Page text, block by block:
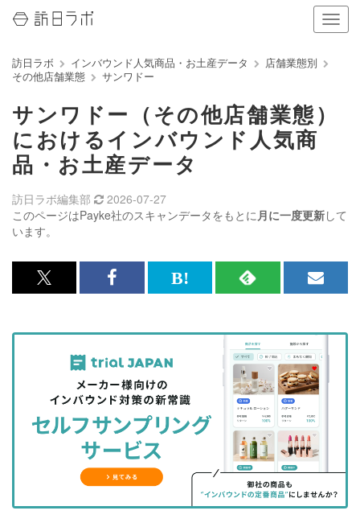
ナ
ビ
り
る
訪日ラボ インバウンド人気商品・お土産データ
店舗業態別
その他店舗業態
サンワドー
サンワドー（その他店舗業態）
におけるインバウンド人気商
品・お土産データ
このページはPayke社のスキャンデータをもとに月に一度更新して
います。
訪日ラボ編集部 2026-07-27
x<br>
記
を
シ
ェ
る
Facebook<br>
記
事
を
シ
ェ
ア
す
る
は
な
ッ
ク
マ
に
RSS
記
事
を
購
読
す
る
メ
マ
ガ
登
録
す
る